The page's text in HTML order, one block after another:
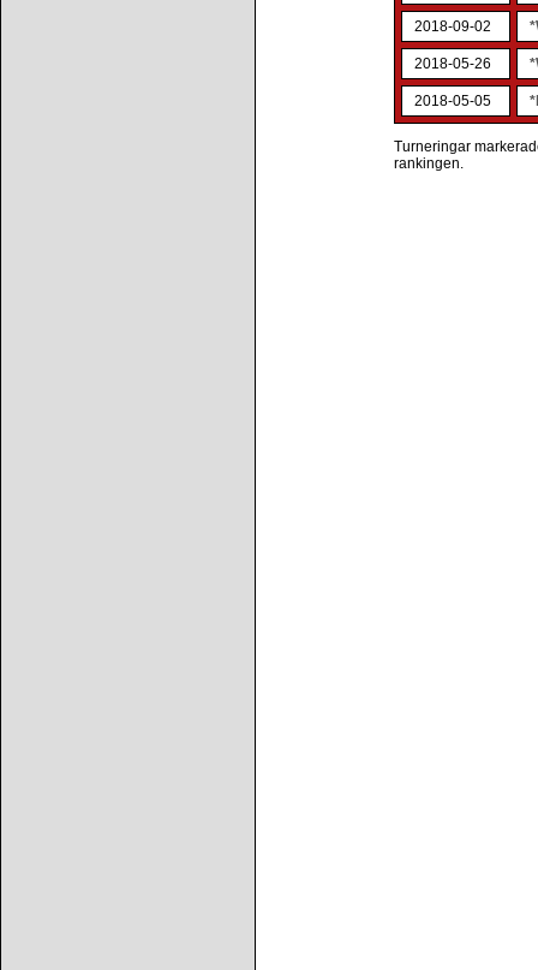
2018-09-02
2018-05-26
2018-05-05
Turneringar
rankingen.